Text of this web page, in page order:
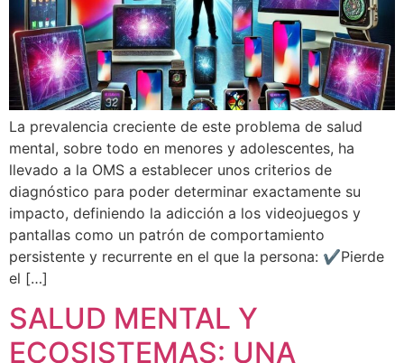
La prevalencia creciente de este problema de salud
mental, sobre todo en menores y adolescentes, ha
llevado a la OMS a establecer unos criterios de
diagnóstico para poder determinar exactamente su
impacto, definiendo la adicción a los videojuegos y
pantallas como un patrón de comportamiento
persistente y recurrente en el que la persona: ✔Pierde
el […]
SALUD MENTAL Y
ECOSISTEMAS: UNA